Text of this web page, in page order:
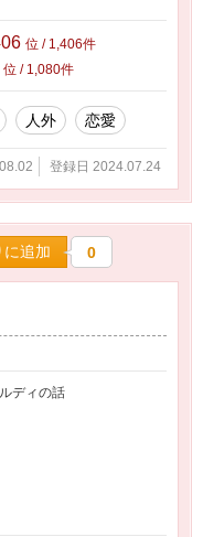
位 / 1,406件
位 / 1,080件
人外 恋愛
登録日 2024.07.24
に追加 0
ディの話